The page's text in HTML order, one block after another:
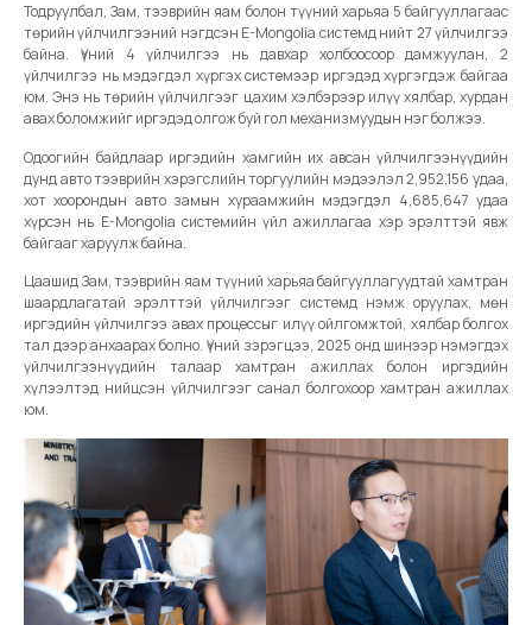
Тодруулбал, Зам, тээврийн яам болон түүний харьяа 5 байгууллагаас
төрийн үйлчилгээний нэгдсэн E-Mongolia системд нийт 27 үйлчилгээ
байна. Үүний 4 үйлчилгээ нь давхар холбоосоор дамжуулан, 2
үйлчилгээ нь мэдэгдэл хүргэх системээр иргэдэд хүргэгдэж байгаа
юм. Энэ нь төрийн үйлчилгээг цахим хэлбэрээр илүү хялбар, хурдан
авах боломжийг иргэдэд олгож буй гол механизмуудын нэг болжээ.
Одоогийн байдлаар иргэдийн хамгийн их авсан үйлчилгээнүүдийн
дунд авто тээврийн хэрэгслийн торгуулийн мэдээлэл 2,952,156 удаа,
хот хоорондын авто замын хураамжийн мэдэгдэл 4,685,647 удаа
хүрсэн нь E-Mongolia системийн үйл ажиллагаа хэр эрэлттэй явж
байгааг харуулж байна.
Цаашид Зам, тээврийн яам түүний харьяа байгууллагуудтай хамтран
шаардлагатай эрэлттэй үйлчилгээг системд нэмж оруулах, мөн
иргэдийн үйлчилгээ авах процессыг илүү ойлгомжтой, хялбар болгох
тал дээр анхаарах болно. Үүний зэрэгцээ, 2025 онд шинээр нэмэгдэх
үйлчилгээнүүдийн талаар хамтран ажиллах болон иргэдийн
хүлээлтэд нийцсэн үйлчилгээг санал болгохоор хамтран ажиллах
юм.